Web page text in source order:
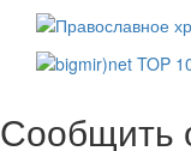
Сообщить